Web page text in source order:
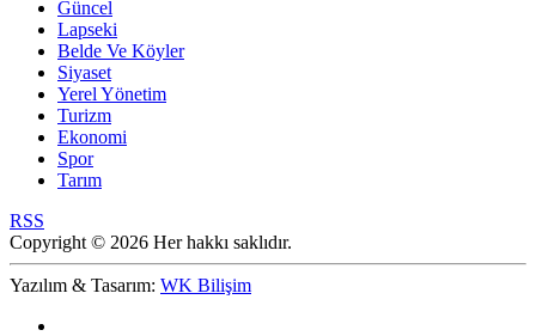
Güncel
Lapseki
Belde Ve Köyler
Siyaset
Yerel Yönetim
Turizm
Ekonomi
Spor
Tarım
RSS
Copyright © 2026 Her hakkı saklıdır.
Yazılım & Tasarım: WK Bilişim